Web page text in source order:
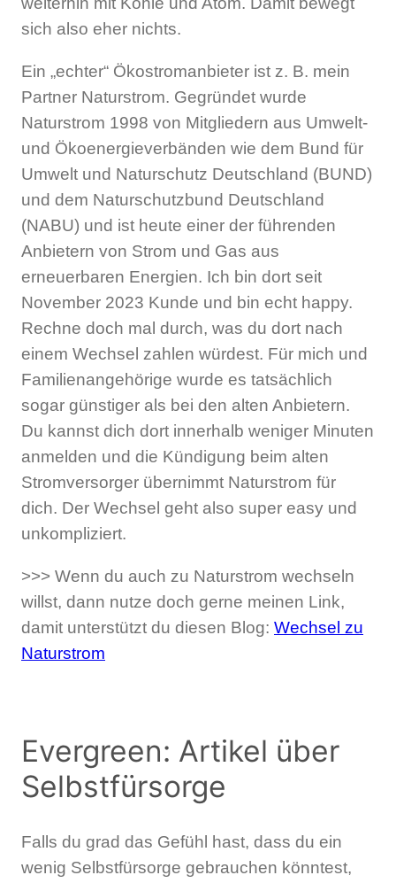
sich also eher nichts.
Ein „echter“ Ökostromanbieter ist z. B. mein
Partner Naturstrom. Gegründet wurde
Naturstrom 1998 von Mitgliedern aus Umwelt-
und Ökoenergieverbänden wie dem Bund für
Umwelt und Naturschutz Deutschland (BUND)
und dem Naturschutzbund Deutschland
(NABU) und ist heute einer der führenden
Anbietern von Strom und Gas aus
erneuerbaren Energien. Ich bin dort seit
November 2023 Kunde und bin echt happy.
Rechne doch mal durch, was du dort nach
einem Wechsel zahlen würdest. Für mich und
Familienangehörige wurde es tatsächlich
sogar günstiger als bei den alten Anbietern.
Du kannst dich dort innerhalb weniger Minuten
anmelden und die Kündigung beim alten
Stromversorger übernimmt Naturstrom für
dich. Der Wechsel geht also super easy und
unkompliziert.
>>> Wenn du auch zu Naturstrom wechseln
willst, dann nutze doch gerne meinen Link,
damit unterstützt du diesen Blog: Wechsel zu
Naturstrom
Evergreen: Artikel über
Selbstfürsorge
Falls du grad das Gefühl hast, dass du ein
wenig Selbstfürsorge gebrauchen könntest,